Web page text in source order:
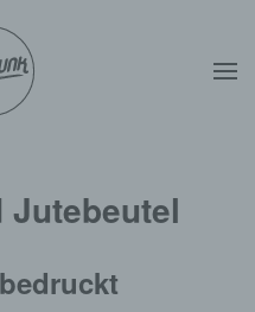
Jutebeutel